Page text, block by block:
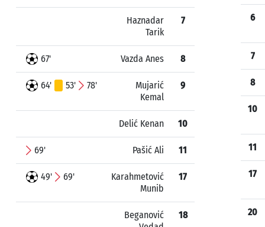
Haznadar
Tarik
7
67' Vazda Anes 8
64' 53' 78'
Mujarić
Kemal
9
Delić Kenan 10
69' Pašić Ali 11
49' 69'
Karahmetović
Munib
17
Beganović
18
6
7
8
10
11
17
20